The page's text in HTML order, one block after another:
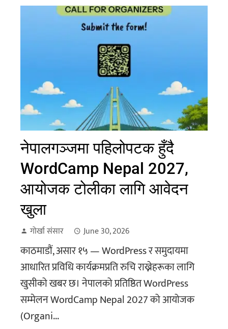
नेपालगञ्जमा पहिलोपटक हुँदै
WordCamp Nepal 2027,
आयोजक टोलीका लागि आवेदन
खुला
गोर्खा संसार June 30, 2026
काठमाडौं, असार १५ — WordPress र समुदायमा
आधारित प्रविधि कार्यक्रमप्रति रुचि राख्नेहरूका लागि
खुसीको खबर छ। नेपालको प्रतिष्ठित WordPress
सम्मेलन WordCamp Nepal 2027 को आयोजक
(Organi...